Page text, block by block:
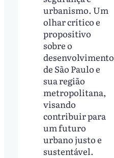
urbanismo. Um
olhar crítico e
propositivo
sobre o
desenvolvimento
de São Paulo e
sua região
metropolitana,
visando
contribuir para
um futuro
urbano justo e
sustentável.